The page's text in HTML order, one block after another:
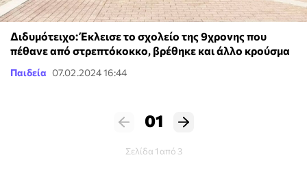
Διδυμότειχο: Έκλεισε το σχολείο της 9χρονης που
πέθανε από στρεπτόκοκκο, βρέθηκε και άλλο κρούσμα
Παιδεία 07.02.2024 16:44
01
Σελίδα 1 από 3